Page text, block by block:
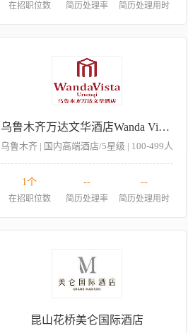
在招职位数 简历处理率 简历处理用时
乌鲁木齐万达文华酒店Wanda Vista Urumqi
乌鲁木齐 | 国内高端酒店/5星级 | 100-499人
1个
在招职位数
--
简历处理率
--
简历处理用时
昆山花桥美仑国际酒店